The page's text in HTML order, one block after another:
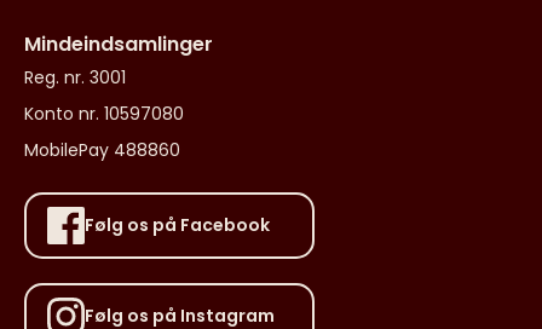
Mindeindsamlinger
Reg. nr. 3001
Konto nr. 10597080
MobilePay 488860
Følg os på Facebook
Følg os på Instagram